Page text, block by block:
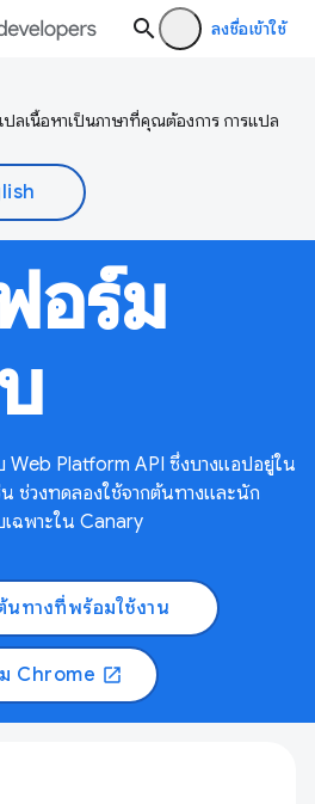
ลงชื่อเข้าใช้
ปลเนื้อหาเป็นภาษาที่คุณต้องการ การแปล
อร์ม
Web Platform API ซึ่งบางแอปอยู่ใน
ช่วงทดลองใช้จากต้นทางและนัก
ฉพาะใน Canary
นทางที่พร้อมใช้งาน
Chrome open_in_new